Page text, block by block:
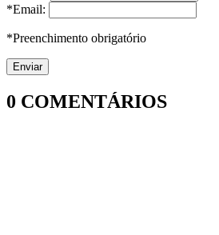
*Email:
*Preenchimento obrigatório
0 COMENTÁRIOS